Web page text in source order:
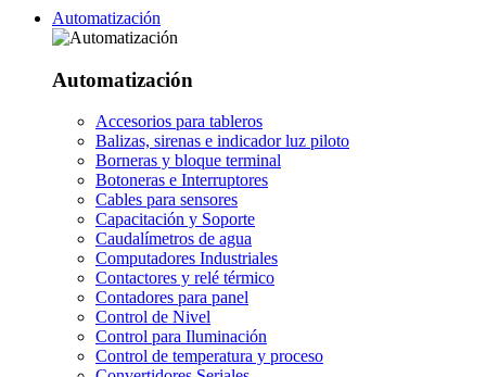
Automatización
Automatización
Accesorios para tableros
Balizas, sirenas e indicador luz piloto
Borneras y bloque terminal
Botoneras e Interruptores
Cables para sensores
Capacitación y Soporte
Caudalímetros de agua
Computadores Industriales
Contactores y relé térmico
Contadores para panel
Control de Nivel
Control para Iluminación
Control de temperatura y proceso